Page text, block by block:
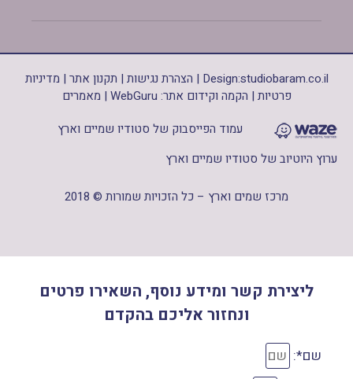
Design:studiobaram.co.il
| הצהרת נגישות | תקנון אתר | מדיניות
פרטיות | הקמה וקידום אתר: WebGuru | מאמרים
עמוד הפייסבוק של סטודיו שמיים וארץ
ערוץ היוטיוב של סטודיו שמיים וארץ
מרכז שמים וארץ – כל הזכויות שמורות © 2018
ליצירת קשר ומידע נוסף, השאירו פרטים
ונחזור אליכם בהקדם
שם*: